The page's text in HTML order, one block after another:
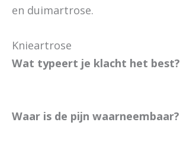
en duimartrose.
Knieartrose
Wat typeert je klacht het best?
Waar is de pijn waarneembaar?